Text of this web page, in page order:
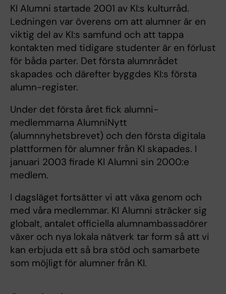
KI Alumni startade 2001 av KI:s kulturråd.
Ledningen var överens om att alumner är en
viktig del av KI:s samfund och att tappa
kontakten med tidigare studenter är en förlust
för båda parter. Det första alumnrådet
skapades och därefter byggdes KI:s första
alumn-register.
Under det första året fick alumni-
medlemmarna AlumniNytt
(alumnnyhetsbrevet) och den första digitala
plattformen för alumner från KI skapades. I
januari 2003 firade KI Alumni sin 2000:e
medlem.
I dagsläget fortsätter vi att växa genom och
med våra medlemmar. KI Alumni sträcker sig
globalt, antalet officiella alumnambassadörer
växer och nya lokala nätverk tar form så att vi
kan erbjuda ett så bra stöd och samarbete
som möjligt för alumner från KI.